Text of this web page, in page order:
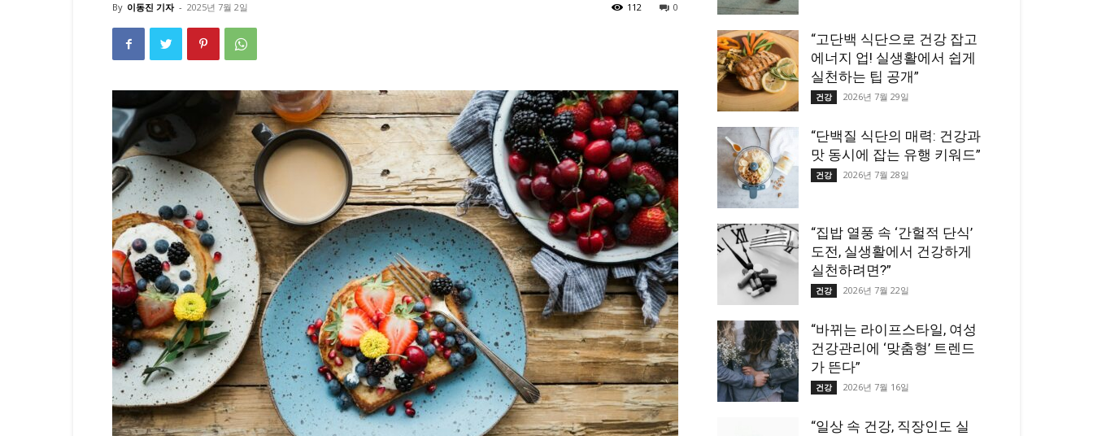
By 이동진 기자 - 2025년 7월 2일 0
112
“고단백 식단으로 건강 잡고
에너지 업! 실생활에서 쉽게
실천하는 팁 공개”
건강 2026년 7월 29일
“단백질 식단의 매력: 건강과
맛 동시에 잡는 유행 키워드”
건강 2026년 7월 28일
“집밥 열풍 속 ‘간헐적 단식’
도전, 실생활에서 건강하게
실천하려면?”
건강 2026년 7월 22일
“바뀌는 라이프스타일, 여성
건강관리에 ‘맞춤형’ 트렌드
가 뜬다”
건강 2026년 7월 16일
“일상 속 건강, 직장인도 실